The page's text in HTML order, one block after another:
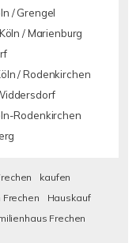
/ Grengel
Köln / Marienburg
/ Rodenkirchen
Rodenkirchen
kaufen
Hauskauf
Frechen